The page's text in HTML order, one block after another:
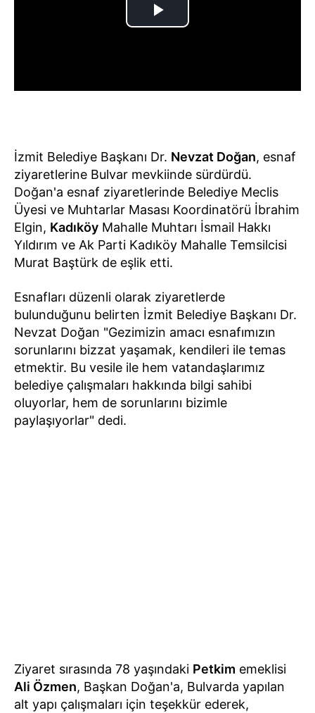
İzmit Belediye Başkanı Dr. Nevzat Doğan, esnaf
ziyaretlerine Bulvar mevkiinde sürdürdü.
Doğan'a esnaf ziyaretlerinde Belediye Meclis
Üyesi ve Muhtarlar Masası Koordinatörü İbrahim
Elgin, Kadıköy Mahalle Muhtarı İsmail Hakkı
Yıldırım ve Ak Parti Kadıköy Mahalle Temsilcisi
Murat Baştürk de eşlik etti.
Esnafları düzenli olarak ziyaretlerde
bulunduğunu belirten İzmit Belediye Başkanı Dr.
Nevzat Doğan "Gezimizin amacı esnafımızın
sorunlarını bizzat yaşamak, kendileri ile temas
etmektir. Bu vesile ile hem vatandaşlarımız
belediye çalışmaları hakkında bilgi sahibi
oluyorlar, hem de sorunlarını bizimle
paylaşıyorlar" dedi.
Ziyaret sırasında 78 yaşındaki Petkim emeklisi
Ali Özmen, Başkan Doğan'a, Bulvarda yapılan
alt yapı çalışmaları için teşekkür ederek,